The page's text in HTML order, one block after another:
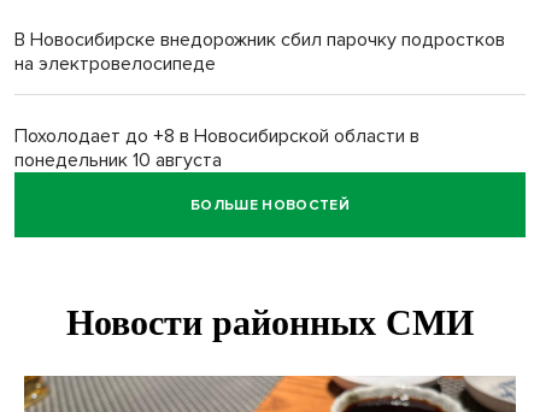
В Новосибирске внедорожник сбил парочку подростков
на электровелосипеде
Похолодает до +8 в Новосибирской области в
понедельник 10 августа
Высокая пожароопасность IV класса на 4 дня объявлена в
Двойня выдрят родилась в семействе куньих
БОЛЬШЕ НОВОСТЕЙ